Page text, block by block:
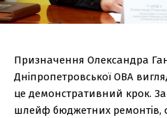
Призначення Олександра
Дніпропетровської ОВА
це демонстративний крок.
шлейф бюджетних ремонтів,